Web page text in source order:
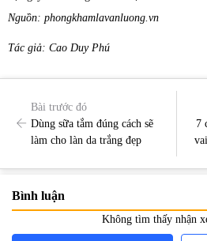
Nguồn: phongkhamlavanluong.vn
Tác giả: Cao Duy Phú
Bài trước đó
Dùng sữa tắm đúng cách sẽ
làm cho làn da trắng đẹp
7
Bình luận
Không tìm thấy nhận